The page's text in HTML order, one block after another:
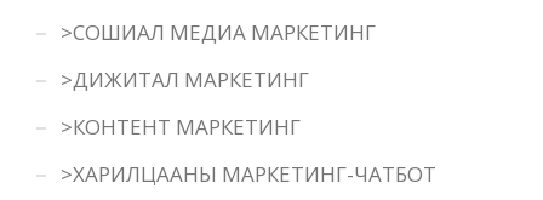
>СОШИАЛ МЕДИА МАРКЕТИНГ
>ДИЖИТАЛ МАРКЕТИНГ
>КОНТЕНТ МАРКЕТИНГ
>ХАРИЛЦААНЫ МАРКЕТИНГ-ЧАТБОТ